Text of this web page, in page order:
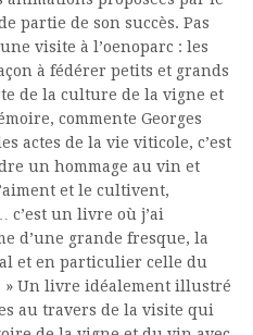
partie de son succès. Pas
visite à l’oenoparc : les
à fédérer petits et grands
de la culture de la vigne et
commente Georges
actes de la vie viticole, c’est
un hommage au vin et
et le cultivent,
c’est un livre où j’ai
d’une grande fresque, la
et en particulier celle du
» Un livre idéalement illustré
au travers de la visite qui